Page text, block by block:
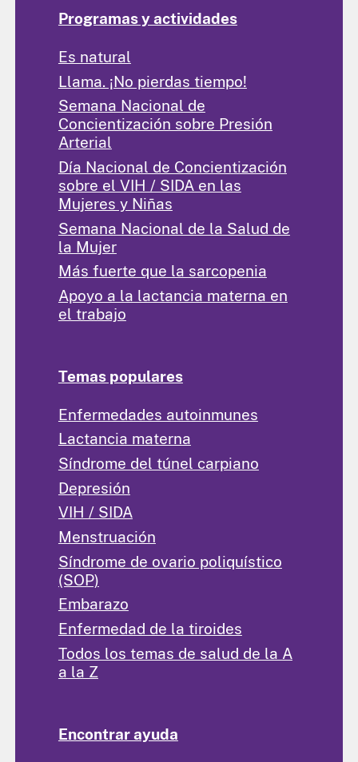
Programas y actividades
Es natural
Llama. ¡No pierdas tiempo!
Semana Nacional de
Concientización sobre Presión
Arterial
Día Nacional de Concientización
sobre el VIH / SIDA en las
Mujeres y Niñas
Semana Nacional de la Salud de
la Mujer
Más fuerte que la sarcopenia
Apoyo a la lactancia materna en
el trabajo
Temas populares
Enfermedades autoinmunes
Lactancia materna
Síndrome del túnel carpiano
Depresión
VIH / SIDA
Menstruación
Síndrome de ovario poliquístico
(SOP)
Embarazo
Enfermedad de la tiroides
Todos los temas de salud de la A
a la Z
Encontrar ayuda